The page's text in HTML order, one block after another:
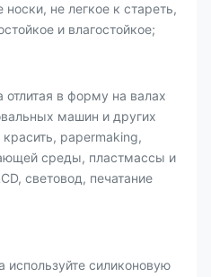
не легкое к стареть,
и влагостойкое;
в форму на валах
машин и других
красить, papermaking,
среды, пластмассы и
световод, печатание
используйте силиконовую